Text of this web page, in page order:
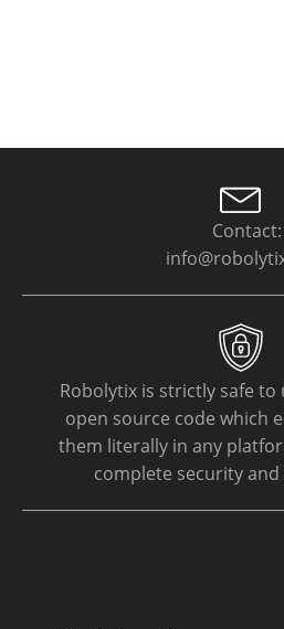
Contact:
Robolytix is strictly safe to
open source code which
them literally in any
complete security